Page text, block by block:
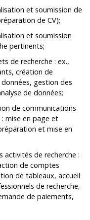
et soumission de
de CV);
et soumission
pertinents;
de recherche : ex.,
création de
gestion des
de données;
de communications
mise en page et
et mise en
activités de recherche :
de comptes
de tableaux, accueil
de recherche,
de paiements,